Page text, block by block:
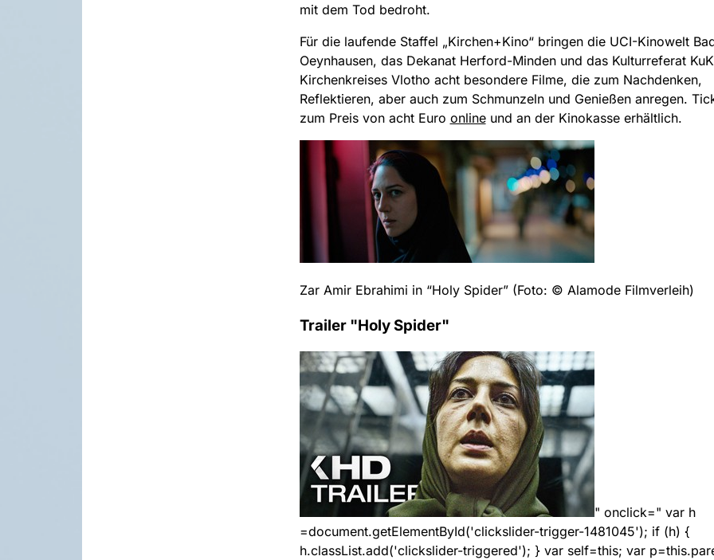
mit dem Tod bedroht.
Für die laufende Staffel „Kirchen+Kino“ bringen die UCI-Kinowelt
Oeynhausen, das Dekanat Herford-Minden und das Kulturreferat
Kirchenkreises Vlotho acht besondere Filme, die zum Nachdenken,
Reflektieren, aber auch zum Schmunzeln und Genießen anregen.
zum Preis von acht Euro onlineund an der Kinokasse erhältlich.
Zar Amir Ebrahimi in “Holy Spider” (Foto: © Alamode Filmverleih)
Trailer "Holy Spider"
" onclick=" var h
=document.getElementById('clickslider-trigger-1481045'); if (h) {
h.classList.add('clickslider-triggered'); } var self=this; var